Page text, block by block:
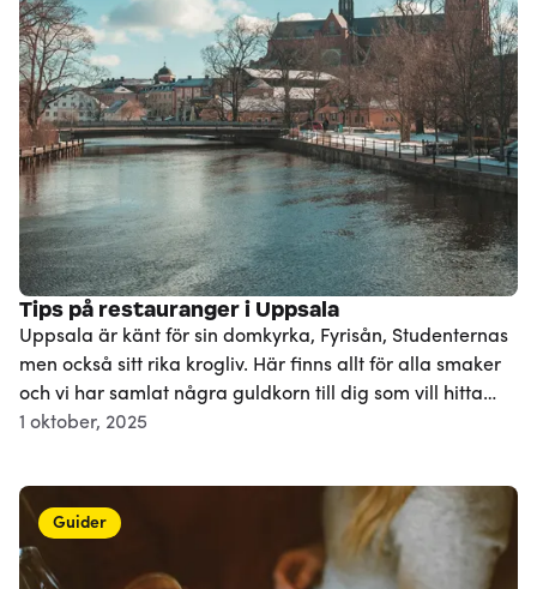
Tips på restauranger i Uppsala
Uppsala är känt för sin domkyrka, Fyrisån, Studenternas
men också sitt rika krogliv. Här finns allt för alla smaker
och vi har samlat några guldkorn till dig som vill hitta
rätt restaurang för ditt tillfälle i Uppsala.
1 oktober, 2025
Guider